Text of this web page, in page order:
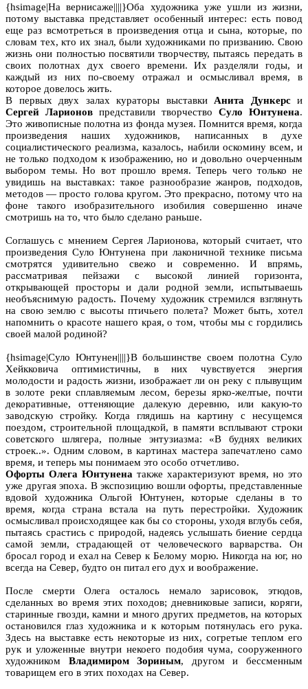
{hsimage|На вернисаже||||}Оба художника уже ушли из жизни,
потому выставка представляет особенный интерес: есть повод
еще раз всмотреться в произведения отца и сына, которые, по
словам тех, кто их знал, были художниками по призванию. Свою
жизнь они полностью посвятили творчеству, пытаясь передать в
своих полотнах дух своего времени. Их разделяли годы, и
каждый из них по-своему отражал и осмысливал время, в
которое довелось жить.
В первых двух залах
кураторы выставки Анита Дункерси
Сергей Ларионов представили творчество Суло Юнтунена.
Это живописные полотна из фонда музея. Помнится время, когда
произведения наших художников, написанных в духе
социалистического реализма, казалось, набили оскомину всем, и
не только подходом к изображению, но и довольно очерченным
выбором темы. Но вот прошло время. Теперь чего только не
увидишь на выставках: такое разнообразие жанров, подходов,
методов — просто голова кругом. Это прекрасно, потому что на
фоне такого изобразительного изобилия совершенно иначе
смотришь на то, что было сделано раньше.
Соглашусь с мнением Сергея Ларионова, который считает, что
произведения Суло Юнтунена при лаконичной технике письма
смотрятся удивительно свежо и современно. И впрямь,
рассматривая пейзажи с высокой линией горизонта,
открывающей просторы и дали родной земли, испытываешь
необъяснимую радость. Почему художник стремился взглянуть
на свою землю с высоты птичьего полета? Может быть, хотел
напомнить о красоте нашего края, о том, чтобы мы с гордились
своей малой родиной?
{hsimage|Суло Юнтунен||||}В большинстве своем полотна Суло
Хейкковича оптимистичны, в них чувствуется энергия
молодости и радость жизни, изображает ли он реку с плывущим
в золоте реки сплавляемым лесом, березы ярко-желтые, почти
декоративные, оттеняющие далекую деревню, или какую-то
заводскую стройку. Когда глядишь на картину с несущемся
поездом, строительной площадкой, в памяти всплывают строки
советского шлягера, полные энтузиазма: «В буднях великих
строек..». Одним словом, в картинах мастера запечатлено само
время, и теперь мы понимаем это особо отчетливо.
Офорты Олега Юнтунена также характеризуют время, но это
уже другая эпоха. В экспозицию вошли офорты, представленные
вдовой художника Ольгой Юнтунен, которые сделаны в то
время, когда страна встала на путь перестройки. Художник
осмысливал происходящее как бы со стороны, уходя вглубь себя,
пытаясь срастись с природой, надеясь услышать биение сердца
самой земли, страдающей от человеческого варварства. Он
бросал город и ехал на Север к Белому морю. Никогда на юг, но
всегда на Север, будто он питал его дух и воображение.
После смерти Олега осталось немало зарисовок, этюдов,
сделанных во время этих походов; дневниковые записи, коряги,
старинные гвозди, камни и много других предметов, на которых
остановился глаз художника и к которым потянулась его рука.
Здесь на выставке есть некоторые из них, согретые теплом его
рук и уложенные внутри некоего подобия чума, сооруженного
художником Владимиром Зориным, другом и бессменным
товарищем его в этих походах на Север.